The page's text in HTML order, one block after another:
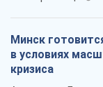
Минск
в условиях
кризиса